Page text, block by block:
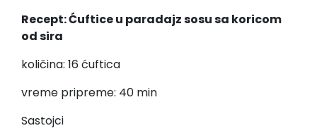
Recept: Ćuftice u paradajz sosu sa koricom
od sira
količina: 16 ćuftica
vreme pripreme: 40 min
Sastojci